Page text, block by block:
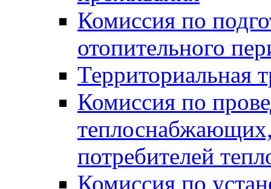
Комиссия по
отопительного
Территориальная
Комиссия по
потребителей
Комиссия по